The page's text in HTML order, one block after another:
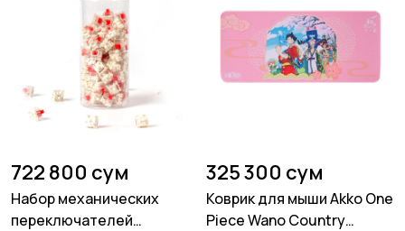
722 800 сум
Набор механических
переключателей
325 300 сум
Коврик для мыши Akko One
Piece Wano Country